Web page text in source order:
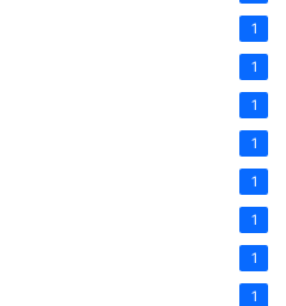
1
1
1
1
1
1
1
1